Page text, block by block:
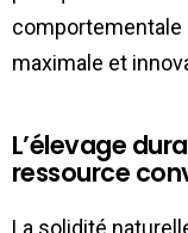
comportementale
maximale et
L’élevage
ressource
La solidité